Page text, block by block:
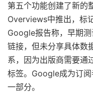
第五个功能创建了新的
Overviews中推出，标
Google报告称，早期
链接，但未分享具体数
系，因为出版商需要通
标签。Google成为订
一部分。